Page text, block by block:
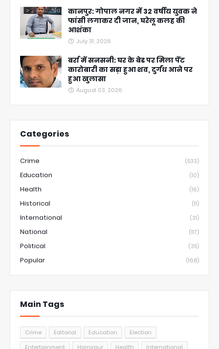
कानपुर: गोपाल नगर में 32 वर्षीय युवक ने
फांसी लगाकर दी जान, घरेलू कलह की
आशंका
July 31, 2026
बर्रा में सनसनी: घर के बेड पर मिला पेंट
कारोबारी का सड़ा हुआ शव, दुर्गंध आने पर
हुआ खुलासा
August 03, 2026
Categories
Crime (533)
Education (10)
Health (16)
Historical (11)
International (31)
National (117)
Political (35)
Popular (168)
Main Tags
Crime Editorial Education
Election
Entertainment
Hamirpur Health
International